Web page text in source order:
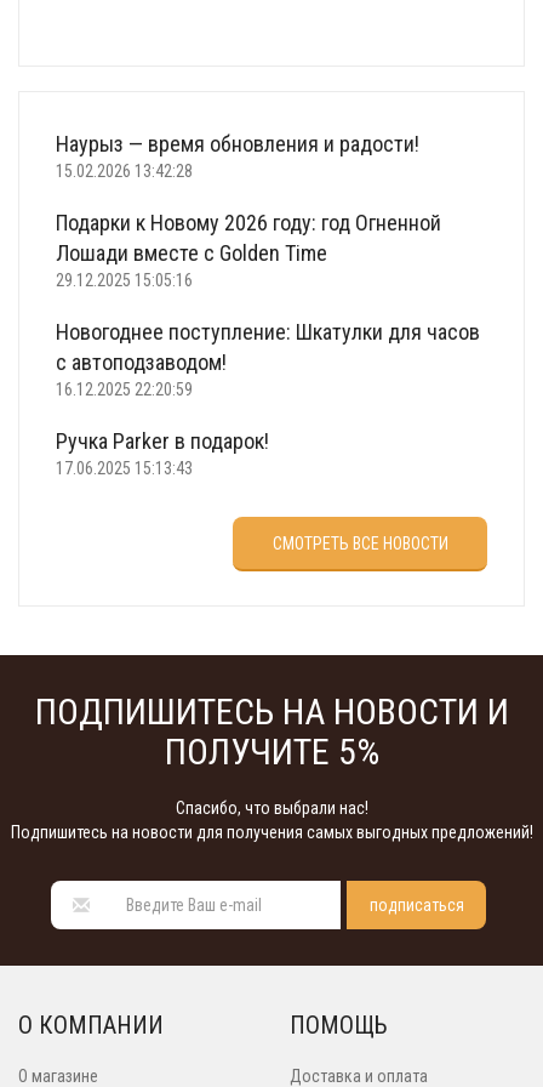
Наурыз — время обновления и радости!
15.02.2026 13:42:28
Подарки к Новому 2026 году: год Огненной
Лошади вместе с Golden Time
29.12.2025 15:05:16
Новогоднее поступление: Шкатулки для часов
с автоподзаводом!
16.12.2025 22:20:59
Ручка Parker в подарок!
17.06.2025 15:13:43
Что подарить на 23 февраля?
СМОТРЕТЬ ВСЕ НОВОСТИ
ПОДПИШИТЕСЬ НА НОВОСТИ И
ПОЛУЧИТЕ 5%
Спасибо, что выбрали нас!
Подпишитесь на новости для получения самых выгодных предложений!
подписаться
О КОМПАНИИ
О магазине
ПОМОЩЬ
Доставка и оплата